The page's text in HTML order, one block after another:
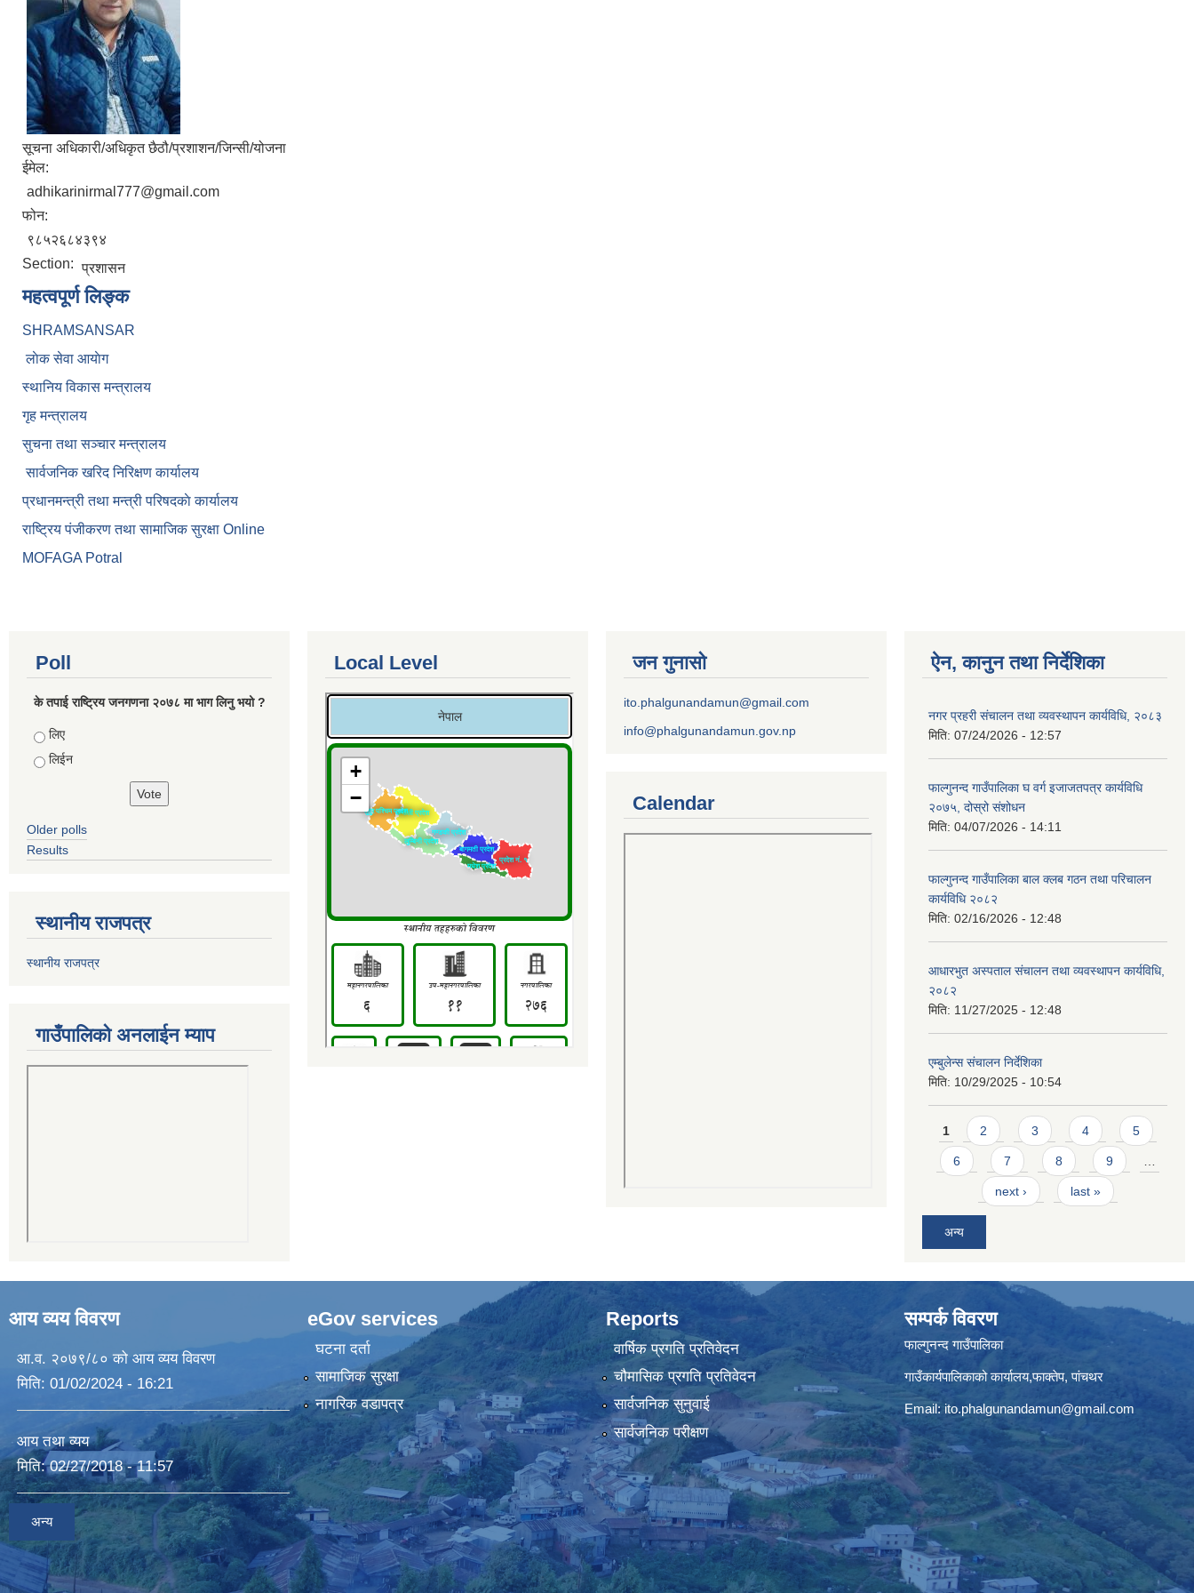
सूचना अधिकारी/अधिकृत छैठौ/प्रशाशन/जिन्सी/योजना
ईमेल:
adhikarinirmal777@gmail.com
फोन:
९८५२६८४३९४
Section: प्रशासन
महत्वपूर्ण लिङ्क
SHRAMSANSAR
लाेक सेवा आयाेग
स्थानिय विकास मन्त्रालय
गृह मन्त्रालय
सुचना तथा सञ्चार मन्त्रालय
सार्वजनिक खरिद निरिक्षण कार्यालय
प्रधानमन्त्री तथा मन्त्री परिषदकाे कार्यालय
राष्ट्रिय पंजीकरण तथा सामाजिक सुरक्षा Online
MOFAGA Potral
Poll
के तपाई राष्ट्रिय जनगणना २०७८ मा भाग लिनु भयो ?
Choices
लिए
लिईन
Older polls
Results
स्थानीय राजपत्र
स्थानीय राजपत्र
गाउँपालिको अनलाईन म्याप
Local Level जन गुनासो
ito.phalgunandamun@gmail.com
info@phalgunandamun.gov.np
Calendar
ऐन, कानुन तथा निर्देशिका
नगर प्रहरी संचालन तथा व्यवस्थापन कार्यविधि, २०८३
मिति: 07/24/2026 - 12:57
फाल्गुनन्द गाउँपालिका घ वर्ग इजाजतपत्र कार्यविधि
२०७५, दोस्रो संशोधन
मिति: 04/07/2026 - 14:11
फाल्गुनन्द गाउँपालिका बाल क्लब गठन तथा परिचालन
कार्यविधि २०८२
मिति: 02/16/2026 - 12:48
आधारभुत अस्पताल संचालन तथा व्यवस्थापन कार्यविधि,
२०८२
मिति: 11/27/2025 - 12:48
एम्बुलेन्स संचालन निर्देशिका
मिति: 10/29/2025 - 10:54
Pages
1 2 3 4 5
6 7 8 9
next › last »
अन्य
आय व्यय विवरण
आ.व. २०७९/८० को आय व्यय विवरण
मिति: 01/02/2024 - 16:21
आय तथा व्यय
मिति:02/27/2018 - 11:57
अन्य
eGov services
घटना दर्ता
सामाजिक सुरक्षा
नागरिक वडापत्र
Reports
वार्षिक प्रगति प्रतिवेदन
चौमासिक प्रगति प्रतिवेदन
सार्वजनिक सुनुवाई
सार्वजनिक परीक्षण
सम्पर्क विवरण
फाल्गुनन्द गाउँपालिका
गाउँकार्यपालिकाको कार्यालय,फाक्तेप, पांचथर
Email: ito.phalgunandamun@gmail.com